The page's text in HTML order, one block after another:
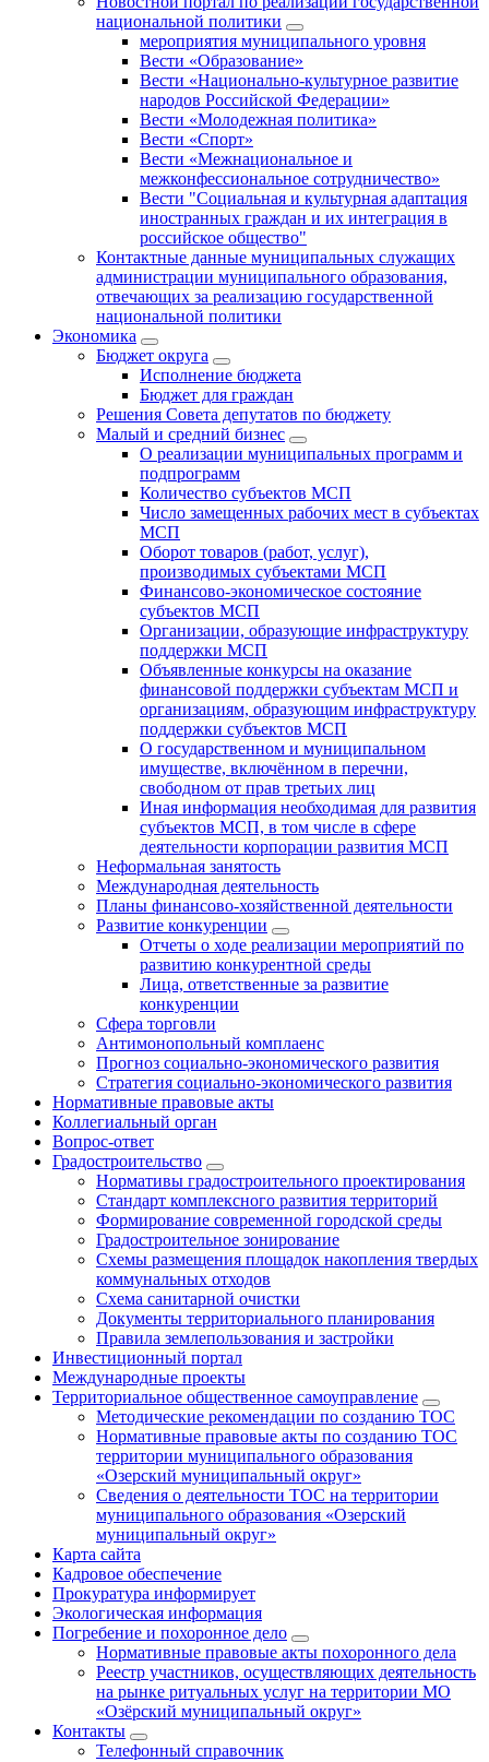
национальной политики
мероприятия муниципального уровня
Вести «Образование»
Вести «Национально-культурное развитие
народов Российской Федерации»
Вести «Молодежная политика»
Вести «Спорт»
Вести «Межнациональное и
межконфессиональное сотрудничество»
Вести "Социальная и культурная адаптация
иностранных граждан и их интеграция в
российское общество"
Контактные данные муниципальных служащих
администрации муниципального образования,
отвечающих за реализацию государственной
национальной политики
Экономика
Бюджет округa
Исполнение бюджета
Бюджет для граждан
Решения Совета депутатов по бюджету
Малый и средний бизнес
О реализации муниципальных программ и
подпрограмм
Количество субъектов МСП
Число замещенных рабочих мест в субъектах
МСП
Оборот товаров (работ, услуг),
производимых субъектами МСП
Финансово-экономическое состояние
субъектов МСП
Организации, образующие инфраструктуру
поддержки МСП
Объявленные конкурсы на оказание
финансовой поддержки субъектам МСП и
организациям, образующим инфраструктуру
поддержки субъектов МСП
О государственном и муниципальном
имуществе, включённом в перечни,
свободном от прав третьих лиц
Иная информация необходимая для развития
субъектов МСП, в том числе в сфере
деятельности корпорации развития МСП
Неформальная занятость
Международная деятельность
Планы финансово-хозяйственной деятельности
Развитие конкуренции
Отчеты о ходе реализации мероприятий по
развитию конкурентной среды
Лица, ответственные за развитие
конкуренции
Сфера торговли
Антимонопольный комплаенс
Прогноз социально-экономического развития
Стратегия социально-экономического развития
Нормативные правовые акты
Коллегиальный орган
Вопрос-ответ
Градостроительство
Нормативы градостроительного проектирования
Стандарт комплексного развития территорий
Формирование современной городской среды
Градостроительное зонирование
Схемы размещения площадок накопления твердых
коммунальных отходов
Схема санитарной очистки
Документы территориального планирования
Правила землепользования и застройки
Инвестиционный портал
Международные проекты
Территориальное общественное самоуправление
Методические рекомендации по созданию ТОС
Нормативные правовые акты по созданию ТОС
территории муниципального образования
«Озерский муниципальный округ»
Сведения о деятельности ТОС на территории
муниципального образования «Озерский
муниципальный округ»
Карта сайта
Кадровое обеспечение
Прокуратура информирует
Экологическая информация
Погребение и похоронное дело
Нормативные правовые акты похоронного дела
Реестр участников, осуществляющих деятельность
на рынке ритуальных услуг на территории МО
«Озёрский муниципальный округ»
Контакты
Телефонный справочник